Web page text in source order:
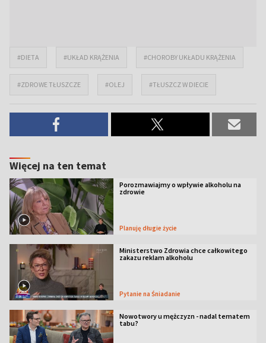
#DIETA #UKŁAD KRĄŻENIA #CHOROBY UKŁADU KRĄŻENIA
#ZDROWE TŁUSZCZE #OLEJ #TŁUSZCZ W DIECIE
Więcej na ten temat
Porozmawiajmy o wpływie alkoholu na
zdrowie
Planuję długie życie
Ministerstwo Zdrowia chce całkowitego
zakazu reklam alkoholu
Pytanie na Śniadanie
Nowotwory u mężczyzn - nadal tematem
tabu?